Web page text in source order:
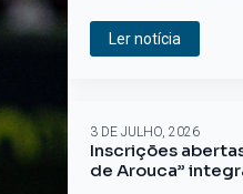
Ler notícia
Inscrições
de Arouca”
3 DE JULHO, 2026